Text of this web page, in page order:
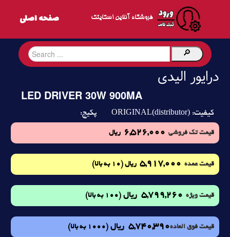
فروشگاه آنلاین اسکایتک
درایور الیدی
LED DRIVER 30W 900MA
کیفیت: ORIGINAL(distributor) پکیج:
قیمت تک فروشی 6,526,000 ریال
قیمت عمده 5,917,000 ریال (10 به بالا)
قیمت ویژه 5,799,260 ریال (100 به بالا)
قیمت فوق العاده5,740,390 ریال (1000 به بالا)